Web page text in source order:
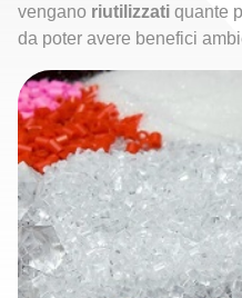
vengano riutilizzati quante
da poter avere benefici